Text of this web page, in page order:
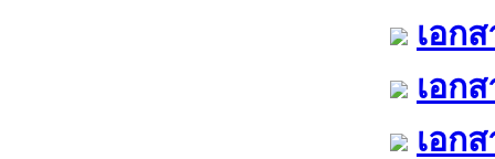
เอก
เอก
เอก